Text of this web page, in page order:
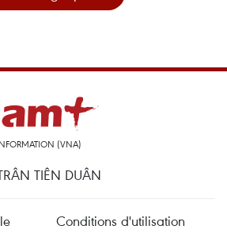
(VNA)
TIÊN DUÂN
Conditions d'utilisation